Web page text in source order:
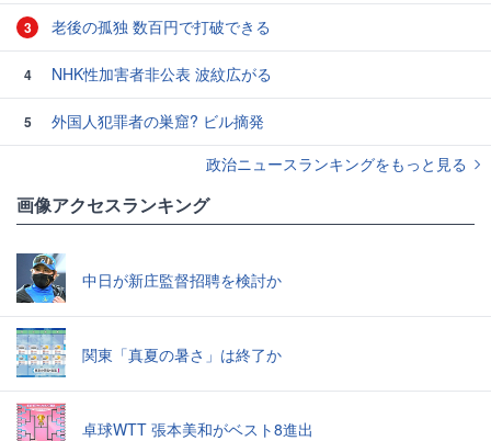
3 老後の孤独 数百円で打破できる
4 NHK性加害者非公表 波紋広がる
5
外国人犯罪者の巣窟? ビル摘発
政治ニュースランキングをもっと見る
画像アクセスランキング
中日が新庄監督招聘を検討か
関東「真夏の暑さ」は終了か
卓球WTT 張本美和がベスト8進出